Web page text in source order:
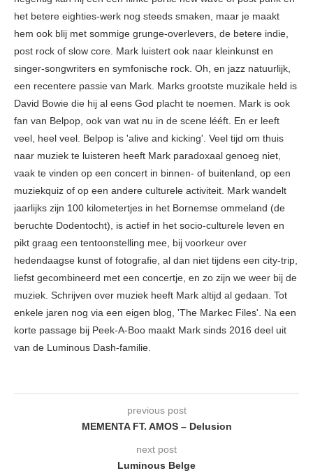
het betere eighties-werk nog steeds smaken, maar je maakt
hem ook blij met sommige grunge-overlevers, de betere indie,
post rock of slow core. Mark luistert ook naar kleinkunst en
singer-songwriters en symfonische rock. Oh, en jazz natuurlijk,
een recentere passie van Mark. Marks grootste muzikale held is
David Bowie die hij al eens God placht te noemen. Mark is ook
fan van Belpop, ook van wat nu in de scene lééft. En er leeft
veel, heel veel. Belpop is 'alive and kicking'. Veel tijd om thuis
naar muziek te luisteren heeft Mark paradoxaal genoeg niet,
vaak te vinden op een concert in binnen- of buitenland, op een
muziekquiz of op een andere culturele activiteit. Mark wandelt
jaarlijks zijn 100 kilometertjes in het Bornemse ommeland (de
beruchte Dodentocht), is actief in het socio-culturele leven en
pikt graag een tentoonstelling mee, bij voorkeur over
hedendaagse kunst of fotografie, al dan niet tijdens een city-trip,
liefst gecombineerd met een concertje, en zo zijn we weer bij de
muziek. Schrijven over muziek heeft Mark altijd al gedaan. Tot
enkele jaren nog via een eigen blog, 'The Markec Files'. Na een
korte passage bij Peek-A-Boo maakt Mark sinds 2016 deel uit
van de Luminous Dash-familie.
previous post
MEMENTA FT. AMOS – Delusion
next post
Luminous Belge